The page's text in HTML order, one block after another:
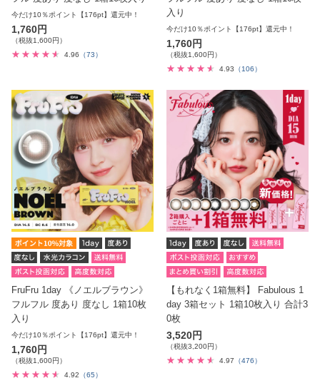
今だけ10％ポイント【176pt】還元中！
1,760円
（税抜1,600円）
4.96 （73）
入り
今だけ10％ポイント【176pt】還元中！
1,760円
（税抜1,600円）
4.93
（106）
FruFru 1day 《ノエルブラウン》
フルフル 度あり 度なし 1箱10枚
入り
今だけ10％ポイント【176pt】還元中！
1,760円
（税抜1,600円）
4.92 （65）
【もれなく1箱無料】 Fabulous 1
day 3箱セット 1箱10枚入り 合計3
0枚
3,520円
（税抜3,200円）
4.97
（476）